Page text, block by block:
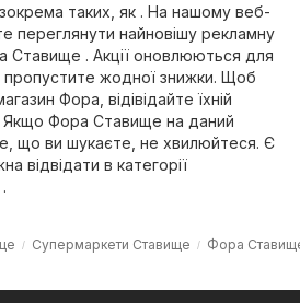
зокрема таких, як . На нашому веб-
переглянути найновішу рекламну
Ставище . Акції оновлюються для
жодної знижки. Щоб
Фора, відівідайте їхній
Якщо Фора Ставище на даний
що ви шукаєте, не хвилюйтеся. Є
відвідати в категорії
Супермаркети Ставище Фора